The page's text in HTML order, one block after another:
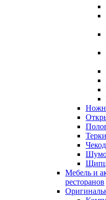
Терки
Мебель и
ресторанов